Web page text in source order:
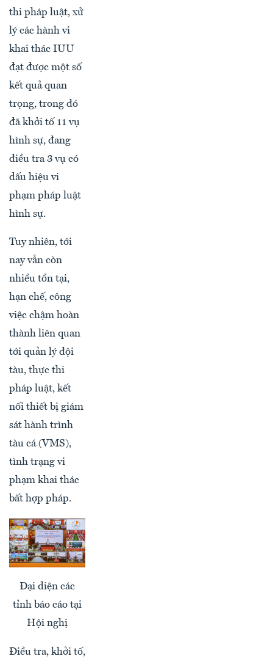
thi pháp luật, xử
lý các hành vi
khai thác IUU
đạt được một số
kết quả quan
trọng, trong đó
đã khởi tố 11 vụ
hình sự, đang
điều tra 3 vụ có
dấu hiệu vi
phạm pháp luật
hình sự.
Tuy nhiên, tới
nay vẫn còn
nhiều tồn tại,
hạn chế, công
việc chậm hoàn
thành liên quan
tới quản lý đội
tàu, thực thi
pháp luật, kết
nối thiết bị giám
sát hành trình
tàu cá (VMS),
tình trạng vi
phạm khai thác
bất hợp pháp.
Đại diện các
tỉnh báo cáo tại
Hội nghị
Điều tra, khởi tố,